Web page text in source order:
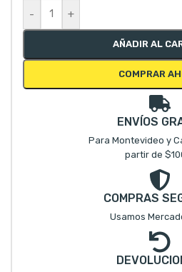
- +
AÑADIR AL
COMPRAR
ENVÍOS
Para Montevideo y
partir de
COMPRAS
Usamos